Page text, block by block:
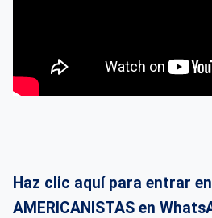
Haz clic aquí para entrar
AMERICANISTAS en